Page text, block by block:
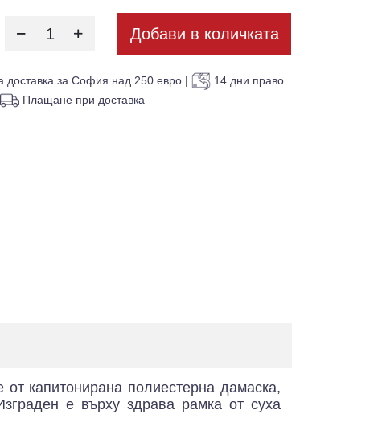
Добави в количката
доставка за София над 250 евро |
14 дни право
Плащане при доставка
—
капитонирана полиестерна дамаска,
е върху здрава рамка от суха